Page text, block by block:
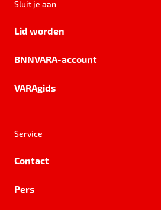
Sluit je aan
Lid worden
BNNVARA-account
VARAgids
Service
Contact
Pers